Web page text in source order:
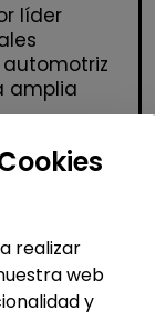
líder
amplia
realizar
web
y